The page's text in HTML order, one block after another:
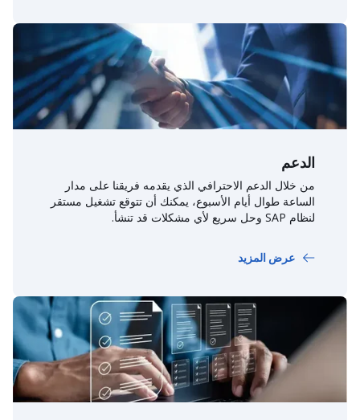
الدعم
من خلال الدعم الاحترافي الذي يقدمه فريقنا على مدار
الساعة طوال أيام الأسبوع، يمكنك أن تتوقع تشغيل مستقر
لنظام SAP وحل سريع لأي مشكلات قد تنشأ.
عرض المزيد